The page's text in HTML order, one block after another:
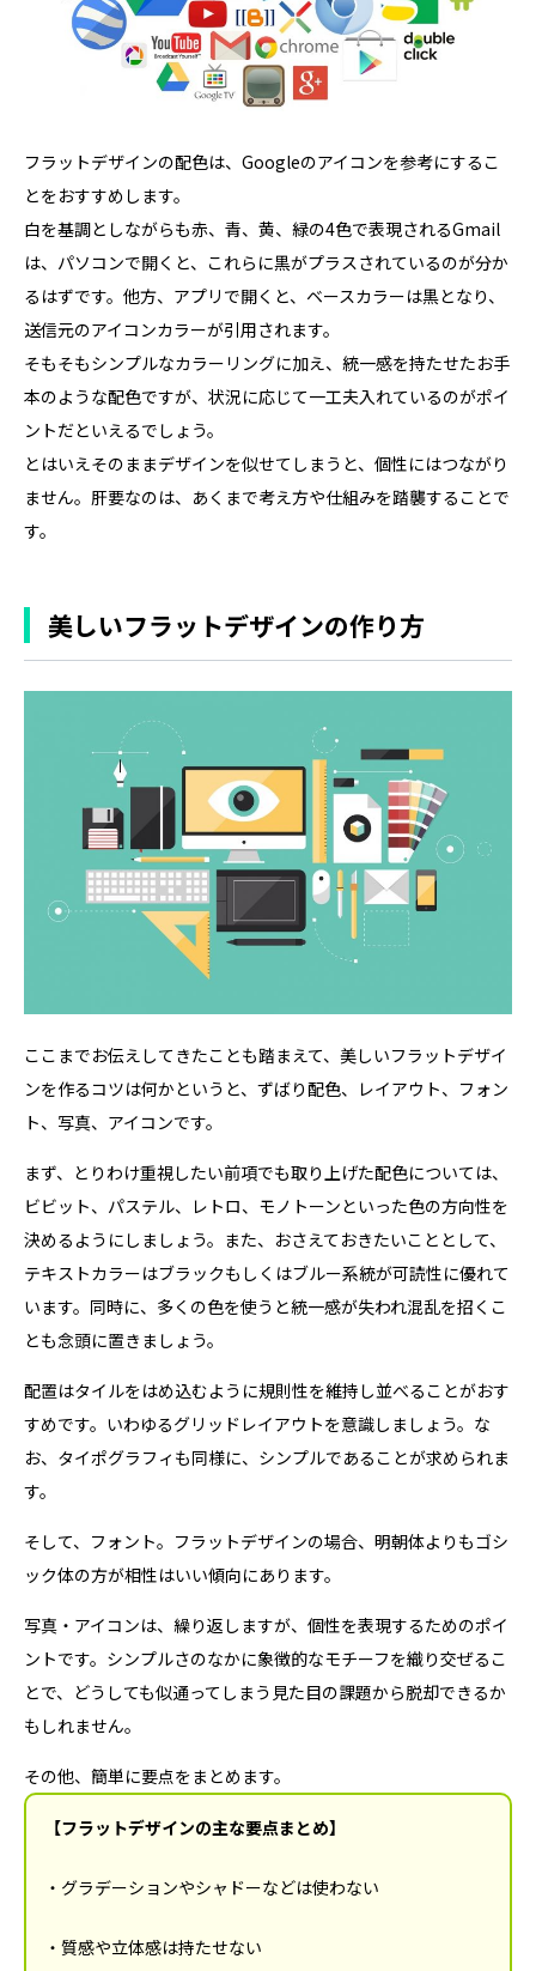
フラットデザインの配色は、Googleのアイコンを参考にするこ
とをおすすめします。
白を基調としながらも赤、青、黄、緑の4色で表現されるGmail
は、パソコンで開くと、これらに黒がプラスされているのが分か
るはずです。他方、アプリで開くと、ベースカラーは黒となり、
送信元のアイコンカラーが引用されます。
そもそもシンプルなカラーリングに加え、統一感を持たせたお手
本のような配色ですが、状況に応じて一工夫入れているのがポイ
ントだといえるでしょう。
とはいえそのままデザインを似せてしまうと、個性にはつながり
ません。肝要なのは、あくまで考え方や仕組みを踏襲することで
す。
美しいフラットデザインの作り方
ここまでお伝えしてきたことも踏まえて、美しいフラットデザイ
ンを作るコツは何かというと、ずばり配色、レイアウト、フォン
ト、写真、アイコンです。
まず、とりわけ重視したい前項でも取り上げた配色については、
ビビット、パステル、レトロ、モノトーンといった色の方向性を
決めるようにしましょう。また、おさえておきたいこととして、
テキストカラーはブラックもしくはブルー系統が可読性に優れて
います。同時に、多くの色を使うと統一感が失われ混乱を招くこ
とも念頭に置きましょう。
配置はタイルをはめ込むように規則性を維持し並べることがおす
すめです。いわゆるグリッドレイアウトを意識しましょう。な
お、タイポグラフィも同様に、シンプルであることが求められま
す。
そして、フォント。フラットデザインの場合、明朝体よりもゴシ
ック体の方が相性はいい傾向にあります。
写真・アイコンは、繰り返しますが、個性を表現するためのポイ
ントです。シンプルさのなかに象徴的なモチーフを織り交ぜるこ
とで、どうしても似通ってしまう見た目の課題から脱却できるか
もしれません。
その他、簡単に要点をまとめます。
【フラットデザインの主な要点まとめ】
・グラデーションやシャドーなどは使わない
・質感や立体感は持たせない